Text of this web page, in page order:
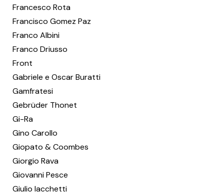
Francesco Rota
Francisco Gomez Paz
Franco Albini
Franco Driusso
Front
Gabriele e Oscar Buratti
Gamfratesi
Gebrüder Thonet
Gi-Ra
Gino Carollo
Giopato & Coombes
Giorgio Rava
Giovanni Pesce
Giulio Iacchetti